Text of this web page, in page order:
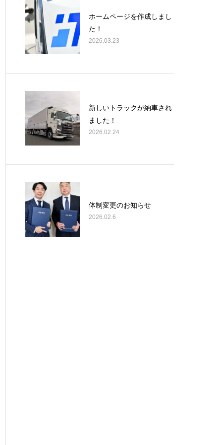
ホームページを作成しまし
た！
2026.03.23
新しいトラックが納車され
ました！
2026.02.24
体制変更のお知らせ
2026.02.6